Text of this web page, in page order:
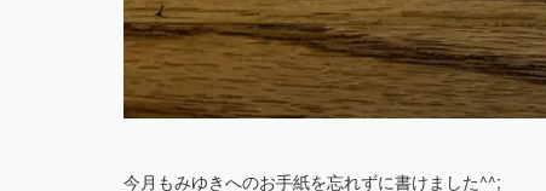
今月もみゆきへのお手紙を忘れずに書けました^^;